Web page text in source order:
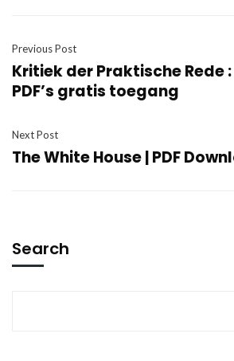
Previous Post
Kritiek der Praktische Rede
PDF’s gratis toegang
Next Post
The White House | PDF
Search